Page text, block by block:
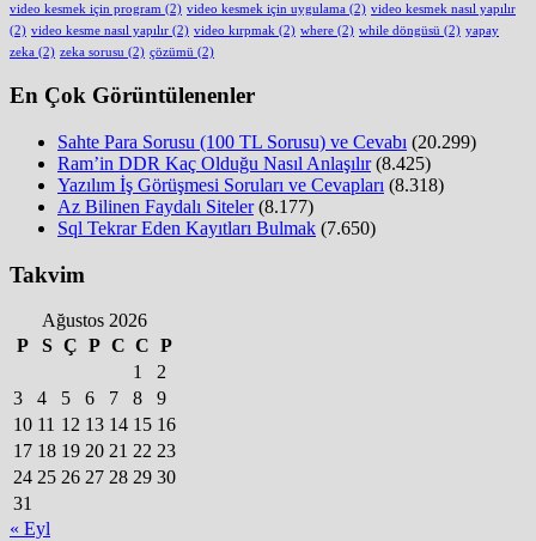
video kesmek için program (2) video kesmek için uygulama (2) video kesmek nasıl yapılır
(2) video kesme nasıl yapılır (2) video kırpmak (2) where (2) while döngüsü (2) yapay
zeka (2) zeka sorusu (2) çözümü (2)
En Çok Görüntülenenler
Sahte Para Sorusu (100 TL Sorusu) ve Cevabı (20.299)
Ram’in DDR Kaç Olduğu Nasıl Anlaşılır (8.425)
Yazılım İş Görüşmesi Soruları ve Cevapları (8.318)
Az Bilinen Faydalı Siteler (8.177)
Sql Tekrar Eden Kayıtları Bulmak (7.650)
Takvim
Ağustos 2026
P
S Ç P C C P
1
2
3
4 5 6 7 8
9
10 11 12 13 14 15 16
17 18 19 20 21 22 23
24 25 26 27 28 29 30
31
« Eyl